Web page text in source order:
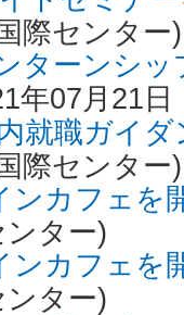
際センター)
ターンシ
年07月21日
就職ガイ
際センター)
ンカフェを
ンター)
ンカフェを
ンター)